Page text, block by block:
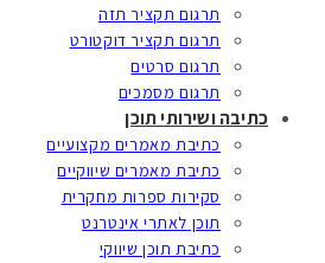
תרגום תקציר תזה
תרגום תקציר דוקטורט
תרגום סרטים
תרגום מסמכים
כתיבה ושירותי תוכן
כתיבת מאמרים מקצועיים
כתיבת מאמרים שיווקיים
סקירות ספרות מחקרית
תוכן לאתרי אינטרנט
כתיבת תוכן שיווקי